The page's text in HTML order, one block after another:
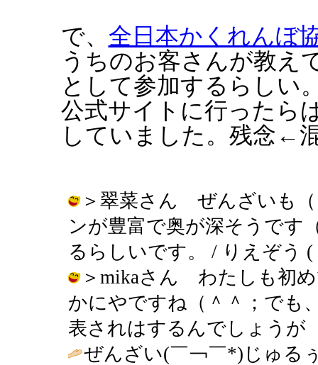
で、 全日本かくれんぼ
うちのお客さんが教え
として参加するらしい
公式サイトに行ったら
していました。残念←
＞翠菜さん ぜんざいも（
ンが豊富で奥が深そうです
るらしいです。 / りえぞう (
＞mikaさん わたしも初
かにやですね（＾＾；でも
表されはするんでしょうが
ぜんざい(￣￢￣*)じゅ